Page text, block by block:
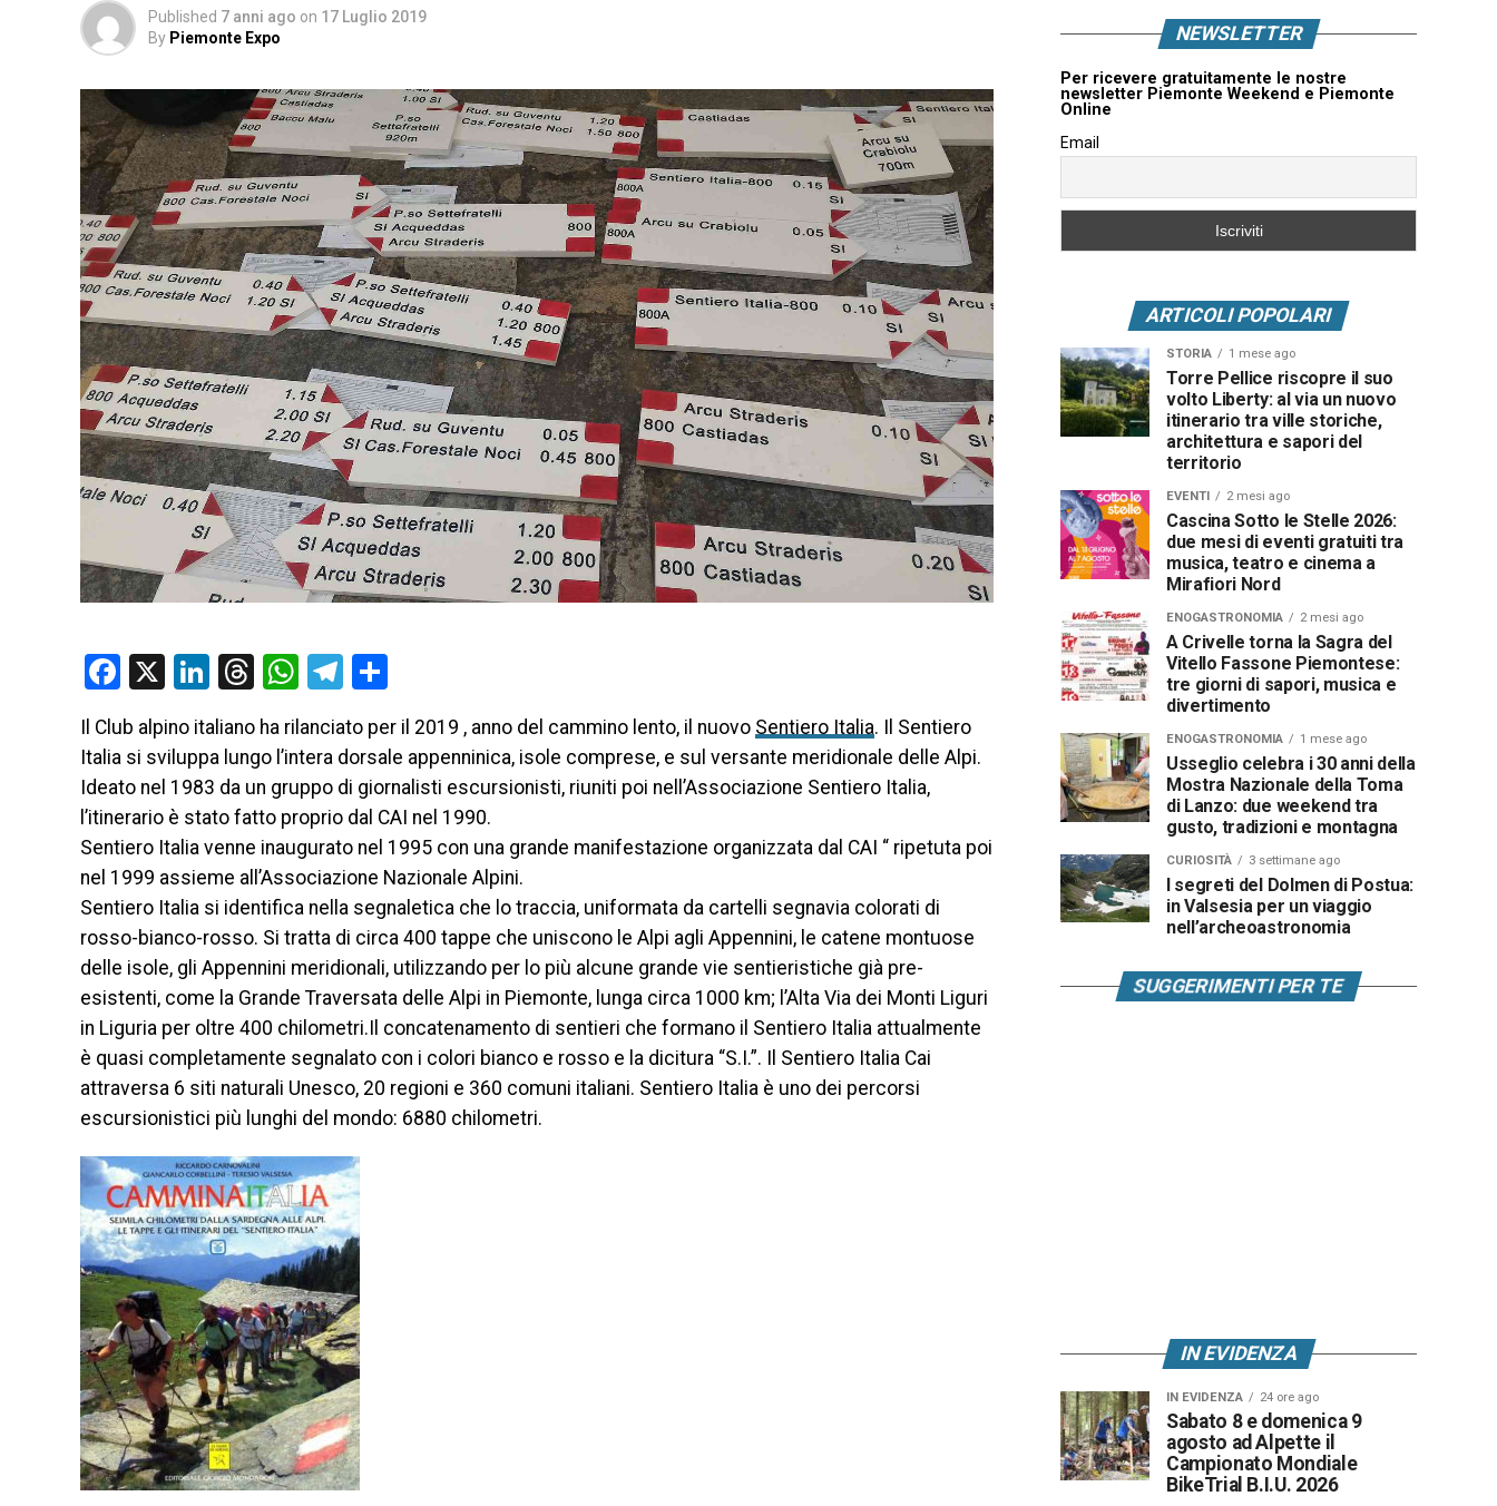
Published 7 anni ago on 17 Luglio 2019
By Piemonte Expo
Facebook
X LinkedIn
Threads
WhatsApp
Telegram
Il Club alpino italiano ha rilanciato per il 2019 , anno del cammino lento, il nuovo Sentiero Italia. Il Sentiero
Italia si sviluppa lungo l’intera dorsale appenninica, isole comprese, e sul versante meridionale delle Alpi.
Ideato nel 1983 da un gruppo di giornalisti escursionisti, riuniti poi nell’Associazione Sentiero Italia,
l’itinerario è stato fatto proprio dal CAI nel 1990.
Sentiero Italia venne inaugurato nel 1995 con una grande manifestazione organizzata dal CAI “ ripetuta poi
nel 1999 assieme all’Associazione Nazionale Alpini.
Sentiero Italia si identifica nella segnaletica che lo traccia, uniformata da cartelli segnavia colorati di
rosso-bianco-rosso. Si tratta di circa 400 tappe che uniscono le Alpi agli Appennini, le catene montuose
delle isole, gli Appennini meridionali, utilizzando per lo più alcune grande vie sentieristiche già pre-
esistenti, come la Grande Traversata delle Alpi in Piemonte, lunga circa 1000 km; l’Alta Via dei Monti Liguri
in Liguria per oltre 400 chilometri.Il concatenamento di sentieri che formano il Sentiero Italia attualmente
è quasi completamente segnalato con i colori bianco e rosso e la dicitura “S.I.”. Il Sentiero Italia Cai
attraversa 6 siti naturali Unesco, 20 regioni e 360 comuni italiani. Sentiero Italia è uno dei percorsi
escursionistici più lunghi del mondo: 6880 chilometri.
NEWSLETTER
Per ricevere gratuitamente le nostre
newsletter Piemonte Weekend e Piemonte
Online
Email
ARTICOLI POPOLARI
STORIA 1 mese ago
Torre Pellice riscopre il suo
volto Liberty: al via un nuovo
itinerario tra ville storiche,
architettura e sapori del
territorio
EVENTI 2 mesi ago
Cascina Sotto le Stelle 2026:
due mesi di eventi gratuiti tra
musica, teatro e cinema a
Mirafiori Nord
ENOGASTRONOMIA 2 mesi ago
A Crivelle torna la Sagra del
Vitello Fassone Piemontese:
tre giorni di sapori, musica e
divertimento
ENOGASTRONOMIA 1 mese ago
Usseglio celebra i 30 anni della
Mostra Nazionale della Toma
di Lanzo: due weekend tra
gusto, tradizioni e montagna
CURIOSITÀ 3 settimane ago
I segreti del Dolmen di Postua:
in Valsesia per un viaggio
nell’archeoastronomia
SUGGERIMENTI PER TE
IN EVIDENZA
IN EVIDENZA 24 ore ago
Sabato 8 e domenica 9
agosto ad Alpette il
Campionato Mondiale
BikeTrial B.I.U. 2026